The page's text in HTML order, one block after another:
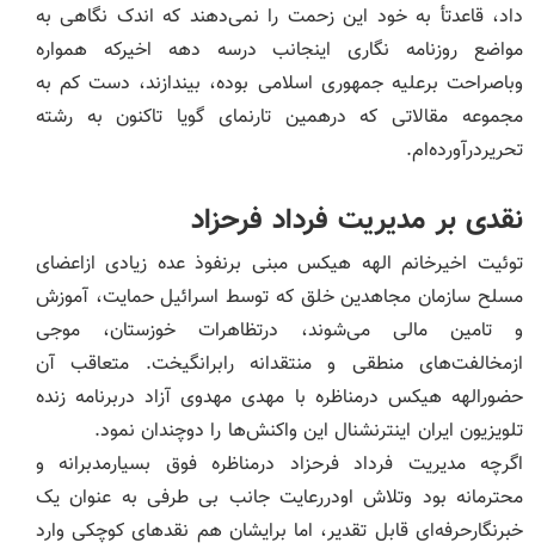
داد، قاعدتأ به خود این زحمت را نمی‌دهند که اندک نگاهی به
مواضع روزنامه نگاری اینجانب درسه دهه اخیرکه همواره
وباصراحت برعلیه جمهوری اسلامی بوده، بیندازند، دست کم به
مجموعه مقالاتی که درهمین تارنمای گویا تاکنون به رشته
تحریردرآورده‌ام.
نقدی بر مدیریت فرداد فرحزاد
توئیت اخیرخانم الهه هیکس مبنی برنفوذ عده زیادی ازاعضای
مسلح سازمان مجاهدین خلق که توسط اسرائیل حمایت، آموزش
و تامین مالی می‌شوند، درتظاهرات خوزستان، موجی
ازمخالفت‌های منطقی و منتقدانه رابرانگیخت. متعاقب آن
حضورالهه هیکس درمناظره با مهدی مهدوی آزاد دربرنامه زنده
تلویزیون ایران اینترنشنال این واکنش‌ها را دوچندان نمود.
اگرچه مدیریت فرداد فرحزاد درمناظره فوق بسیارمدبرانه و
محترمانه بود وتلاش اودررعایت جانب بی طرفی به عنوان یک
خبرنگارحرفه‌ای قابل تقدیر، اما برایشان هم نقدهای کوچکی وارد